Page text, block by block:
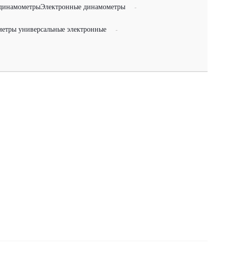
Электронные динамометры
-
универсальные электронные
-